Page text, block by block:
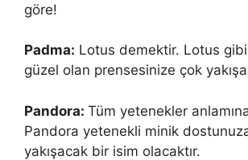
göre!
Padma: Lotus demektir. Lotus
güzel olan prensesinize çok
Pandora: Tüm yetenekler
Pandora yetenekli minik
yakışacak bir isim olacaktır.